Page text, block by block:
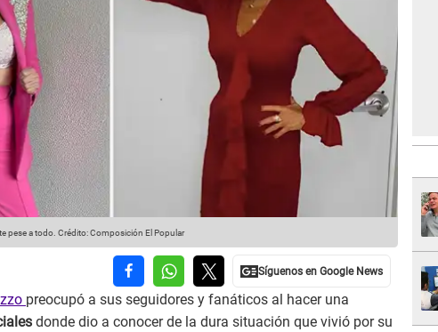
pese a todo. Crédito: Composición El Popular
preocupó a sus seguidores y fanáticos al hacer una
donde dio a conocer de la dura situación que vivió por su